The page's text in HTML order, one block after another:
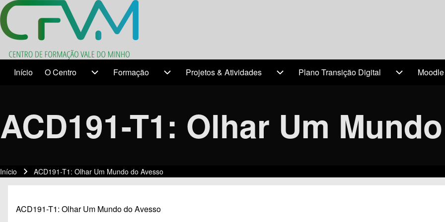
Temas
Início O Centro
O Centro sub-navigation
Formação
Formação sub-navigation
Projetos & Atividades
Projetos & Atividades sub-navigation
Plano Transição Digital Moodle
(opens
ACD191-T1: Olhar Um
Início ACD191-T1: Olhar Um Mundo do Avesso
ACD191-T1: Olhar Um Mundo do Avesso